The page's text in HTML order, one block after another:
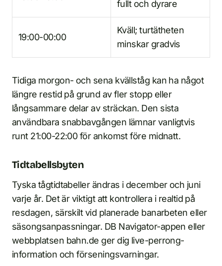
fullt och dyrare
19:00-00:00
Kväll; turtätheten
minskar gradvis
Tidiga morgon- och sena kvällståg kan ha något
längre restid på grund av fler stopp eller
långsammare delar av sträckan. Den sista
användbara snabbavgången lämnar vanligtvis
runt 21:00-22:00 för ankomst före midnatt.
Tidtabellsbyten
Tyska tågtidtabeller ändras i december och juni
varje år. Det är viktigt att kontrollera i realtid på
resdagen, särskilt vid planerade banarbeten eller
säsongsanpassningar. DB Navigator-appen eller
webbplatsen bahn.de ger dig live-perrong­
information och förseningsvarningar.